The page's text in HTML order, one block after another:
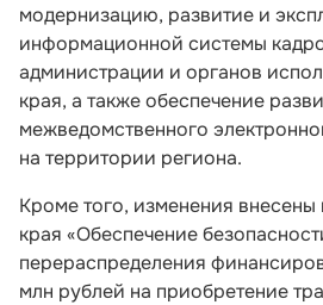
модернизацию, развитие и
информационной системы
администрации и органов
края, а также обеспечение
межведомственного
на территории региона.
Кроме того, изменения
края «Обеспечение
перераспределения
млн рублей на приобретение